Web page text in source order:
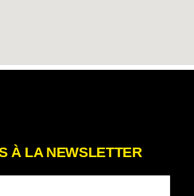
À LA NEWSLETTER